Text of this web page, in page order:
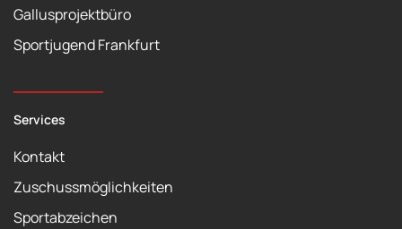
Gallusprojektbüro
Sportjugend Frankfurt
Services
Kontakt
Zuschussmöglichkeiten
Sportabzeichen